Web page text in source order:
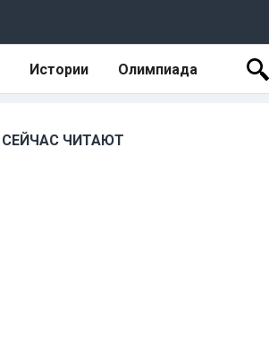
Истории Олимпиада
СЕЙЧАС ЧИТАЮТ